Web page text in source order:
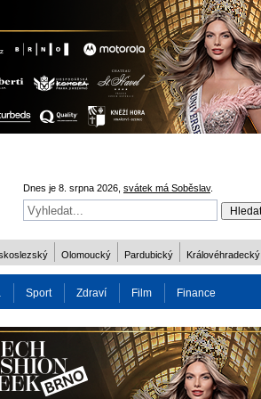
Dnes je 8. srpna 2026, svátek má Soběslav.
Olomoucký Pardubický Královéhradecký
Sport Zdraví Film Finance
Osobnost Více ODM 2016